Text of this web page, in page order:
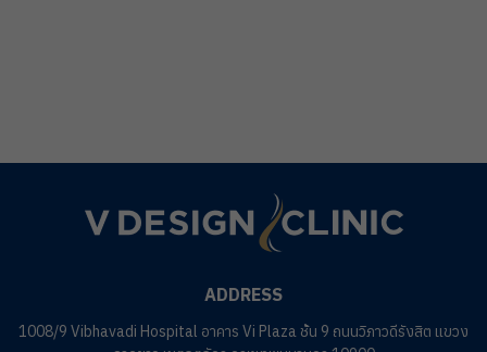
ADDRESS
1008/9 Vibhavadi Hospital อาคาร Vi Plaza ชั้น 9 ถนนวิภาวดีรังสิต แขวง